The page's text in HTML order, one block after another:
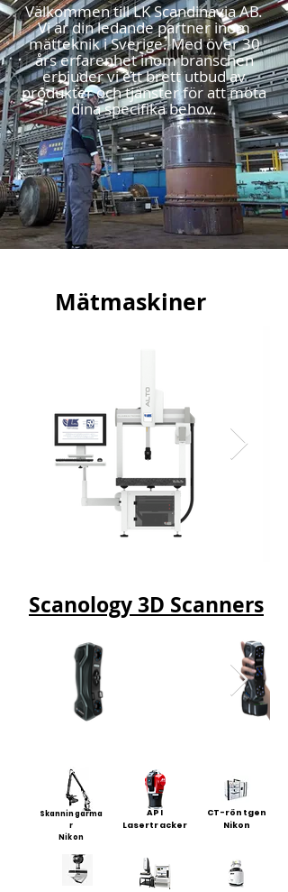
Välkommen till LK Scandinavia AB.
Vi är din ledande partner inom
mätteknik i Sverige. Med över 30
års erfarenhet inom branschen
erbjuder vi ett brett utbud av
produkter och tjänster för att möta
dina specifika behov.
Mätmaskiner
Scanology 3D Scanners
Skanningarma
r
Nikon
API
Lasertracker
CT-röntgen
Nikon